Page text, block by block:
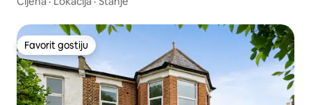
Favorit gostiju
Favorit gostiju